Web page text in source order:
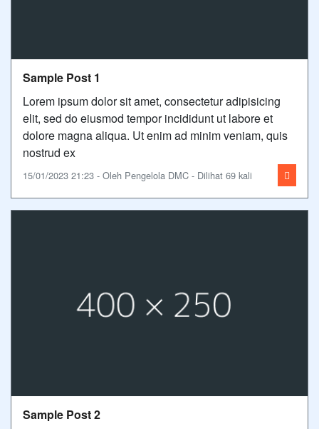
Sample Post 1
Lorem ipsum dolor sit amet, consectetur adipisicing
elit, sed do eiusmod tempor incididunt ut labore et
dolore magna aliqua. Ut enim ad minim veniam, quis
nostrud ex
15/01/2023 21:23 - Oleh Pengelola DMC - Dilihat 69 kali
Sample Post 2